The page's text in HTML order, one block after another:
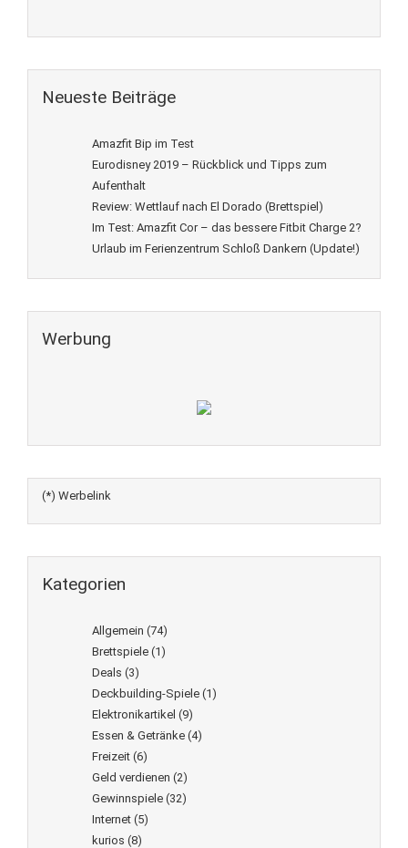
Neueste Beiträge
Amazfit Bip im Test
Eurodisney 2019 – Rückblick und Tipps zum
Aufenthalt
Review: Wettlauf nach El Dorado (Brettspiel)
Im Test: Amazfit Cor – das bessere Fitbit Charge 2?
Urlaub im Ferienzentrum Schloß Dankern (Update!)
Werbung
(*) Werbelink
Kategorien
Allgemein (74)
Brettspiele (1)
Deals (3)
Deckbuilding-Spiele (1)
Elektronikartikel (9)
Essen & Getränke (4)
Freizeit (6)
Geld verdienen (2)
Gewinnspiele (32)
Internet (5)
kurios (8)